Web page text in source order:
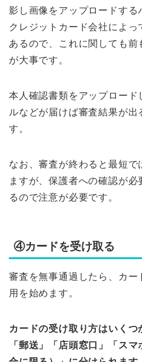
影し画像をアップロードする
クレジットカード会社によっ
あるので、これに関しても前
が大事です。
本人確認書類をアップロード
ルなどが届けば審査結果が出
す。
なお、審査が終わると最短で
ますが、保護者への確認が
るので注意が必要です。
④カードを受け取る
審査を無事通過したら、カー
用を始めます。
カードの受け取り方はいく
「郵送」「店頭窓口」「ス